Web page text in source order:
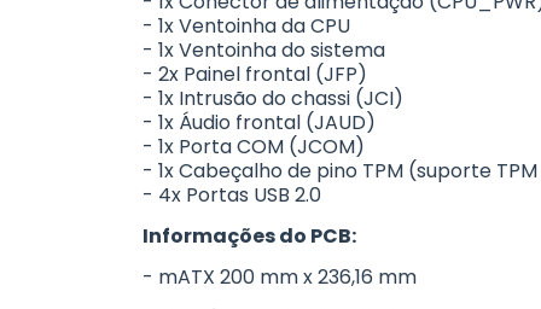
- 1x Ventoinha da CPU
- 1x Ventoinha do sistema
- 2x Painel frontal (JFP)
- 1x Intrusão do chassi (JCI)
- 1x Áudio frontal (JAUD)
- 1x Porta COM (JCOM)
- 1x Cabeçalho de pino TPM (suporte
- 4x Portas USB 2.0
Informações do PCB:
- mATX 200 mm x 236,16 mm